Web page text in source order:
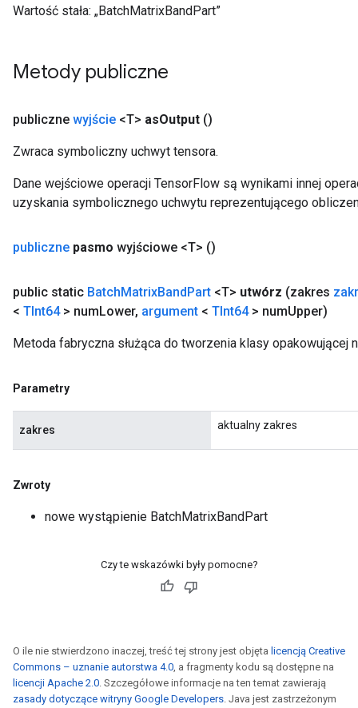
Wartość stała: „BatchMatrixBandPart”
Metody publiczne
publiczne wyjście <T> asOutput ()
Zwraca symboliczny uchwyt tensora.
Dane wejściowe operacji TensorFlow są wynikami innej
uzyskania symbolicznego uchwytu reprezentującego
publiczne pasmo wyjściowe <T> ()
public static BatchMatrixBandPart <T> utwórz (zakres
< TInt64> numLower, argument < TInt64> numUpper)
Metoda fabryczna służąca do tworzenia klasy opakowującej
Parametry
zakres aktualny zakres
Zwroty
nowe wystąpienie BatchMatrixBandPart
Czy te wskazówki były pomocne?
O ile nie stwierdzono inaczej, treść tej strony jest objęta licencją Creative
Commons – uznanie autorstwa 4.0, a fragmenty kodu są dostępne na
licencji Apache 2.0. Szczegółowe informacje na ten temat zawierają
zasady dotyczące witryny Google Developers. Java jest zastrzeżonym